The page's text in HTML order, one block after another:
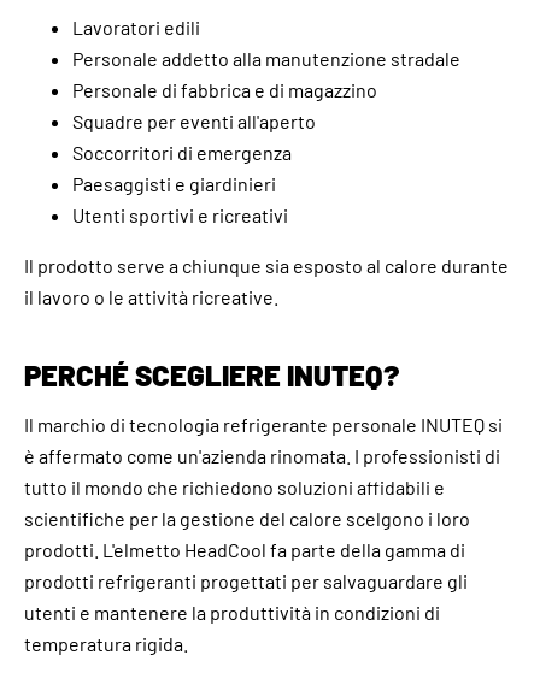
Lavoratori edili
Personale addetto alla manutenzione stradale
Personale di fabbrica e di magazzino
Squadre per eventi all'aperto
Soccorritori di emergenza
Paesaggisti e giardinieri
Utenti sportivi e ricreativi
Il prodotto serve a chiunque sia esposto al calore durante
il lavoro o le attività ricreative.
PERCHÉ SCEGLIERE INUTEQ?
Il marchio di tecnologia refrigerante personale INUTEQ si
è affermato come un'azienda rinomata. I professionisti di
tutto il mondo che richiedono soluzioni affidabili e
scientifiche per la gestione del calore scelgono i loro
prodotti. L'elmetto HeadCool fa parte della gamma di
prodotti refrigeranti progettati per salvaguardare gli
utenti e mantenere la produttività in condizioni di
temperatura rigida.